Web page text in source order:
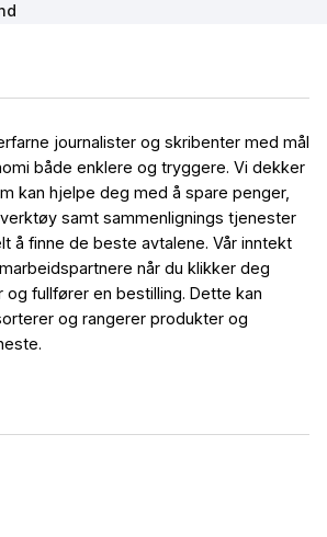
journalister og skribenter med mål
både enklere og tryggere. Vi dekker
kan hjelpe deg med å spare penger,
samt sammenlignings tjenester
å finne de beste avtalene. Vår inntekt
når du klikker deg
og fullfører en bestilling. Dette kan
og rangerer produkter og